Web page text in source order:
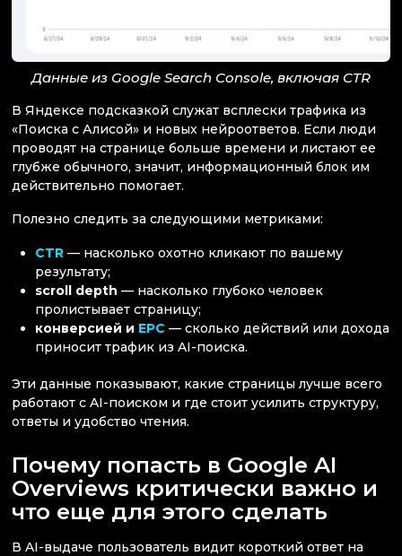
Данные из Google Search Console, включая CTR
В Яндексе подсказкой служат всплески трафика из
«Поиска с Алисой» и новых нейроответов. Если люди
проводят на странице больше времени и листают ее
глубже обычного, значит, информационный блок им
действительно помогает.
Полезно следить за следующими метриками:
CTR — насколько охотно кликают по вашему
результату;
scroll depth — насколько глубоко человек
пролистывает страницу;
конверсией и EPC — сколько действий или дохода
приносит трафик из AI-поиска.
Эти данные показывают, какие страницы лучше всего
работают с AI-поиском и где стоит усилить структуру,
ответы и удобство чтения.
Почему попасть в Google AI
Overviews критически важно и
что еще для этого сделать
В AI-выдаче пользователь видит короткий ответ на